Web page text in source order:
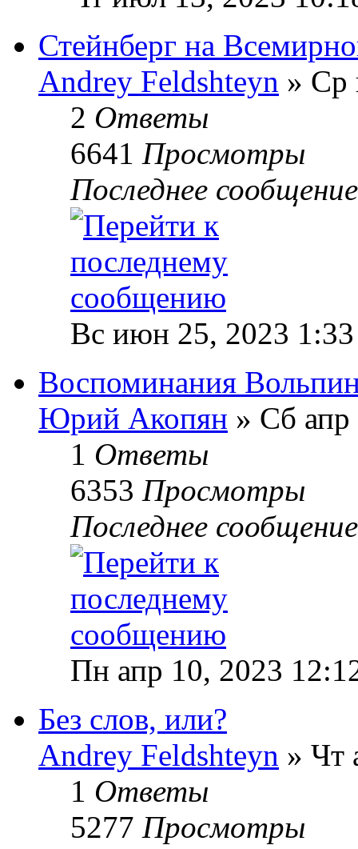
Стейнберг на
Andrey Feldshteyn » Ср
2 Ответы
6641 Просмотры
Последнее
Вс июн 25, 2023 1:33
Воспоминания
Юрий Акопян » Сб
1 Ответы
6353 Просмотры
Последнее
Пн апр 10, 2023
Без слов, или?
Andrey Feldshteyn » Чт
1 Ответы
5277 Просмотры